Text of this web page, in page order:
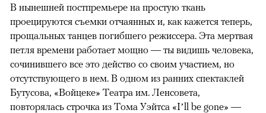
В нынешней постпремьере на простую ткань
проецируются съемки отчаянных и, как кажется теперь,
прощальных танцев погибшего режиссера. Эта мертвая
петля времени работает мощно — ты видишь человека,
сочинившего все это действо со своим участием, но
отсутствующего в нем. В одном из ранних спектаклей
Бутусова, «Войцеке» Театра им. Ленсовета,
повторялась строчка из Тома Уэйтса «I’ll be gone» —